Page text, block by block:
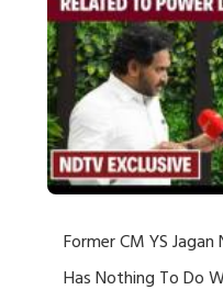
Former CM YS
Has Nothing To Do